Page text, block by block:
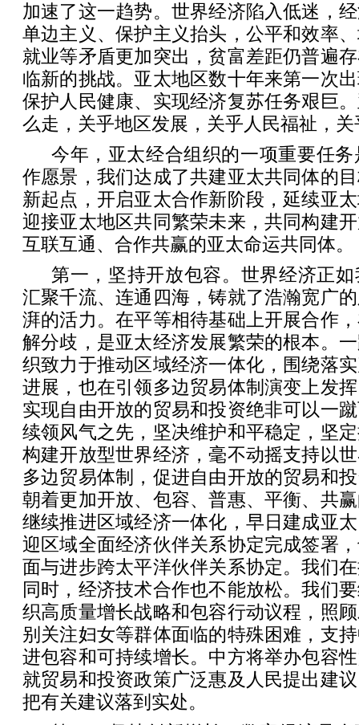
加速了这一趋势。世界经济陷入低迷，
单边主义、保护主义抬头，公平和效率
就业等矛盾更加突出，贫富差距仍普遍
临新的挑战。亚太地区数十年来第一次
保护人民健康、实现经济复苏任务艰巨
么走，关乎地区发展，关乎人民福祉，
今年，亚太经合组织的一项重要任
作愿景，我们达成了共建亚太共同体的
新起点，开启亚太合作新阶段，延续亚
迎接亚太地区共同繁荣未来，共同构建
互联互通、合作共赢的亚太命运共同体。
第一，坚持开放包容。世界经济正
汇聚千流、连通四海，铸就了浩瀚宽广
湃的活力。在平等相待基础上开展合作
解分歧，是亚太经济发展繁荣的根本。
织致力于推动区域经济一体化，围绕落
进展，也在引领多边贸易体制演变上发
实现自由开放的贸易和投资绝非可以一
续领风气之先，坚决维护和平稳定，坚
构建开放型世界经济，毫不动摇支持以
多边贸易体制，促进自由开放的贸易和
朝着更加开放、包容、普惠、平衡、共
继续推进区域经济一体化，早日建成亚
迎区域全面经济伙伴关系协定完成签署
面与进步跨太平洋伙伴关系协定。我们
同时，经济技术合作也不能放松。我们
织高质量增长战略和包容行动议程，照
别关注妇女等群体面临的特殊困难，支
进包容和可持续增长。中方将举办包容
就贸易和投资政策广泛惠及人民提出建
把有关建议落到实处。